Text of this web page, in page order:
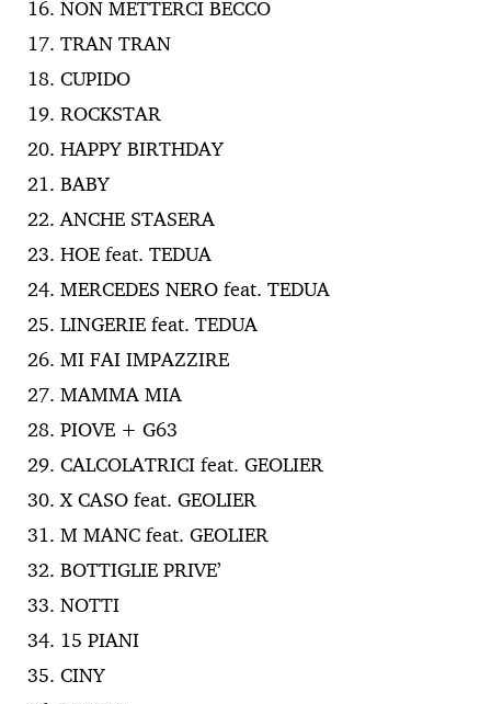
NON METTERCI BECCO
TRAN TRAN
CUPIDO
ROCKSTAR
HAPPY BIRTHDAY
BABY
ANCHE STASERA
HOE feat. TEDUA
MERCEDES NERO feat. TEDUA
LINGERIE feat. TEDUA
MI FAI IMPAZZIRE
MAMMA MIA
PIOVE + G63
CALCOLATRICI feat. GEOLIER
X CASO feat. GEOLIER
M MANC feat. GEOLIER
BOTTIGLIE PRIVE’
NOTTI
15 PIANI
CINY